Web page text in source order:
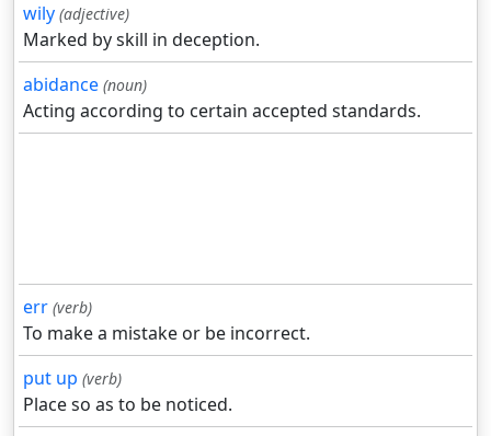
wily (adjective)
Marked by skill in deception.
abidance (noun)
Acting according to certain accepted standards.
err (verb)
To make a mistake or be incorrect.
put up (verb)
Place so as to be noticed.